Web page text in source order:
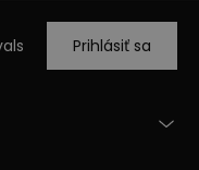
Prihlásiť sa